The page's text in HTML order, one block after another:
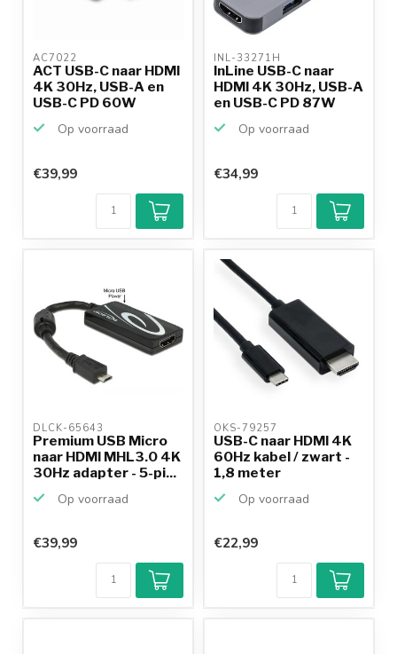
AC7022
ACT USB-C naar HDMI
4K 30Hz, USB-A en
USB-C PD 60W
Op voorraad
€39,99
INL-33271H
InLine USB-C naar
HDMI 4K 30Hz, USB-A
en USB-C PD 87W
Op voorraad
€34,99
DLCK-65643
Premium USB Micro
naar HDMI MHL3.0 4K
30Hz adapter - 5-pi...
Op voorraad
€39,99
OKS-79257
USB-C naar HDMI 4K
60Hz kabel / zwart -
1,8 meter
Op voorraad
Klantenbeoordeling
9,2/10
Achteraf
betalen mogelijk
€22,99